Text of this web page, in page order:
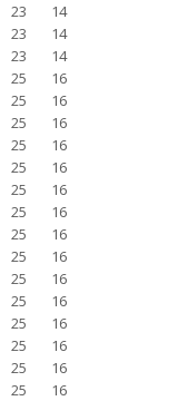
23
14
23
14
23
14
25
16
25
16
25
16
25
16
25
16
25
16
25
16
25
16
25
16
25
16
25
16
25
16
25
16
25
16
25
16